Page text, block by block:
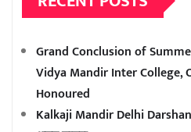
Grand Conclusion of
Vidya Mandir Inter College,
Honoured
Kalkaji Mandir Delhi